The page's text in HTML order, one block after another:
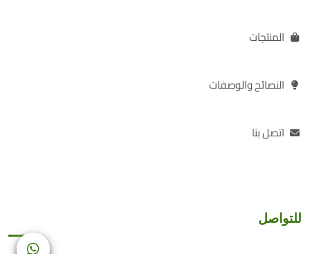
المنتجات
النصائح والوصفات
اتصل بنا
للتواصل